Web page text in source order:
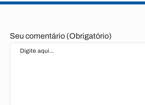
Seu comentário (Obrigatório)